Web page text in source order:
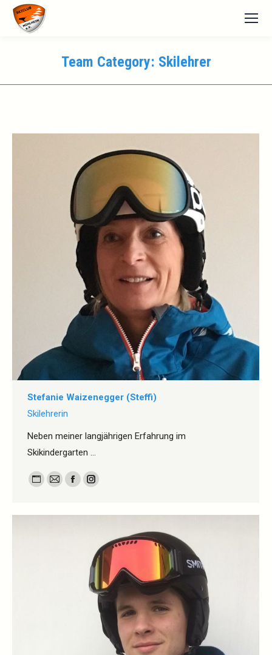
Team Category: Skilehrer
Stefanie Waizenegger (Steffi)
Skilehrerin
Neben meiner langjährigen Erfahrung im
Skikindergarten …
Persönlicher
/
E-
FacebookInstagram